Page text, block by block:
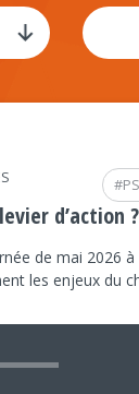
#
d’action ?
de mai 2026
les enjeux du